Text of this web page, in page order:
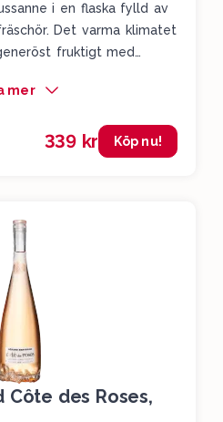
i en flaska fylld av
Det varma klimatet
fruktigt med
med bra fräschör och ett
mer
339 kr Köp nu!
Côte des Roses,